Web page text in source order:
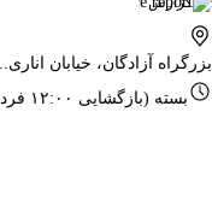
بزرگراه آزادگان، خیابان اناری...
بسته (بازگشایی ۱۲:۰۰ فردا)